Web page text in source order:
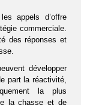
appels d’offre
commerciale.
des réponses et
développer
part la réactivité,
la plus
la chasse et de